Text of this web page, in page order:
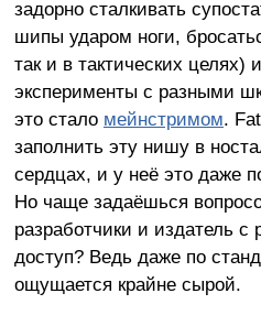
задорно сталкивать
шипы ударом ноги,
так и в тактических целях)
эксперименты с разными
это стало мейнстримом.
заполнить эту нишу в
сердцах, и у неё это даже
Но чаще задаёшься
разработчики и издатель с
доступ? Ведь даже по
ощущается крайне сырой.